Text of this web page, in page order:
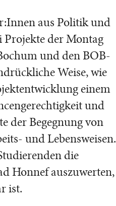
aus Politik und
Projekte der Montag
und den BOB-
Weise, wie
einem
und
der Begegnung von
und Lebensweisen.
die
Honnef auszuwerten,
ist.